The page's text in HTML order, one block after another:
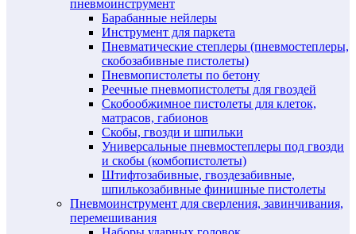
пневмоинструмент
Барабанные нейлеры
Инструмент для паркета
Пневматические степлеры (пневмостеплеры,
скобозабивные пистолеты)
Пневмопистолеты по бетону
Реечные пневмопистолеты для гвоздей
Скобообжимное пистолеты для клеток,
матрасов, габионов
Скобы, гвозди и шпильки
Универсальные пневмостеплеры под гвозди
и скобы (комбопистолеты)
Штифтозабивные, гвоздезабивные,
шпилькозабивные финишные пистолеты
Пневмоинструмент для сверления, завинчивания,
перемешивания